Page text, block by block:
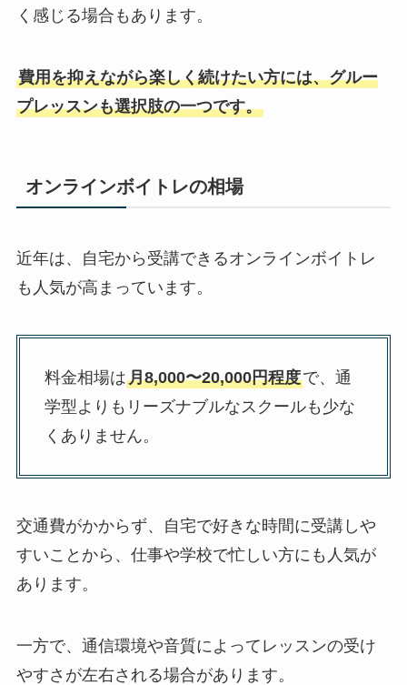
く感じる場合もあります。
費用を抑えながら楽しく続けたい方には、グルー
プレッスンも選択肢の一つです。
オンラインボイトレの相場
近年は、自宅から受講できるオンラインボイトレ
も人気が高まっています。
料金相場は月8,000〜20,000円程度で、通
学型よりもリーズナブルなスクールも少な
くありません。
交通費がかからず、自宅で好きな時間に受講しや
すいことから、仕事や学校で忙しい方にも人気が
あります。
一方で、通信環境や音質によってレッスンの受け
やすさが左右される場合があります。